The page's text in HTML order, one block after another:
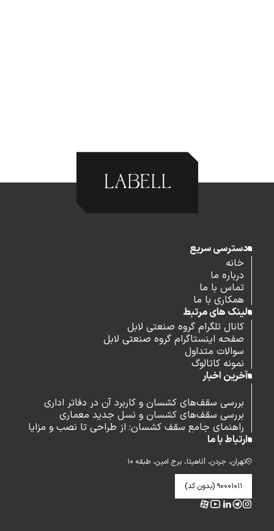
دسترسی سریع
خانه
درباره ما
تماس با ما
همکاری با ما
لینک های مرتبط
کانال تلگرام گروه صنعتی لابل
صفحه اینستاگرام گروه صنعتی لابل
سوالات متداول
نمونه کاتالوگ
آخرین اخبار
بررسی سقف‌های کشسان و کاربرد آن در دفاتر اداری
بررسی سقف‌های کشسان و نسل جدید معماری
راهنمای جامع سقف کشسان: از طراحی تا نصب و مزایا
ارتباط با ما
تهران، جردن، آناهیتا، برج امین، طبقه ۱۰
۹۰۰۰۱۰۱۱ (بدون کد)